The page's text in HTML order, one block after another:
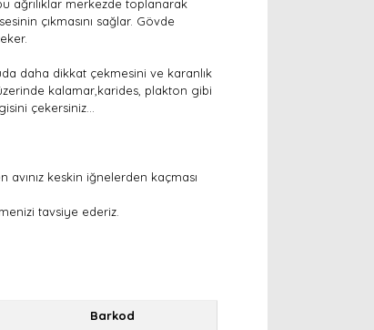
ağrılıklar merkezde toplanarak
çıkmasını sağlar. Gövde
daha dikkat çekmesini ve karanlık
kalamar,karides, plakton gibi
çekersiniz...
keskin iğnelerden kaçması
tavsiye ederiz.
Barkod